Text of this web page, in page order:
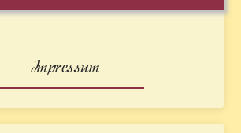
Impressum